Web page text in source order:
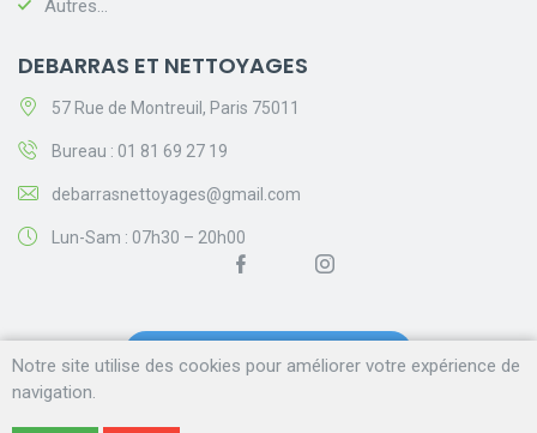
Autres...
DEBARRAS ET NETTOYAGES
57 Rue de Montreuil, Paris 75011
Bureau : 01 81 69 27 19
debarrasnettoyages@gmail.com
Lun-Sam : 07h30 – 20h00
Notre site utilise des cookies pour améliorer votre expérience de
navigation.